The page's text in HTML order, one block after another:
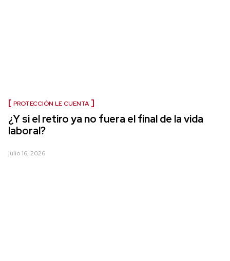
PROTECCIÓN LE CUENTA
¿Y si el retiro ya no fuera el final de la vida
laboral?
julio 16, 2026